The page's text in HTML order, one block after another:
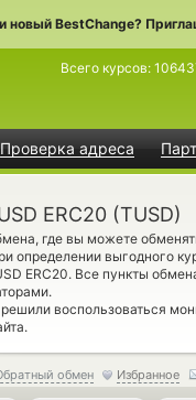
новый BestChange?
Проверка адреса
Всего курсов:
ERC20 (TUSD)
где вы можете
определении выгодного
ERC20. Все пункты
воспользоваться
обмен Избранное